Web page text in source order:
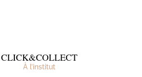
CLICK&COLLECT
À l’institut